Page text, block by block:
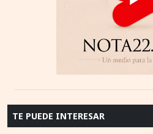
TE PUEDE INTERESAR